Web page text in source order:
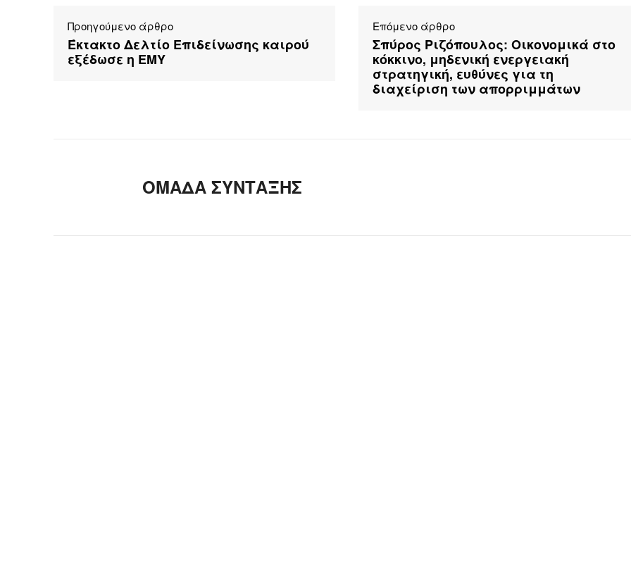
Προηγούμενο άρθρο
Έκτακτο Δελτίο Επιδείνωσης καιρού
εξέδωσε η ΕΜΥ
Επόμενο άρθρο
Σπύρος Ριζόπουλος: Οικονομικά στο
κόκκινο, μηδενική ενεργειακή
στρατηγική, ευθύνες για τη
διαχείριση των απορριμμάτων
ΟΜΑΔΑ ΣΥΝΤΑΞΗΣ